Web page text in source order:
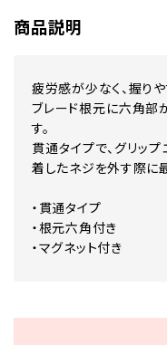
商品説明
疲労感が少なく、握り
ブレード根元に六角部
す。
貫通タイプで、グリッ
着したネジを外す際に
・貫通タイプ
・根元六角付き
・マグネット付き